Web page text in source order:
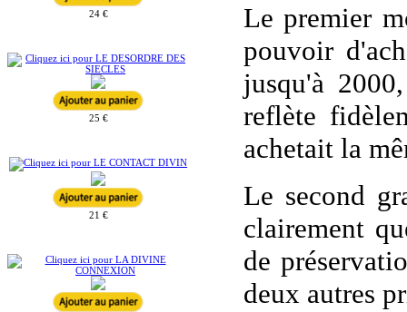
24 €
25 €
21 €
Le premier
pouvoir
jusqu'à
reflète
achetait la
Le second
clairement
de
deux autres